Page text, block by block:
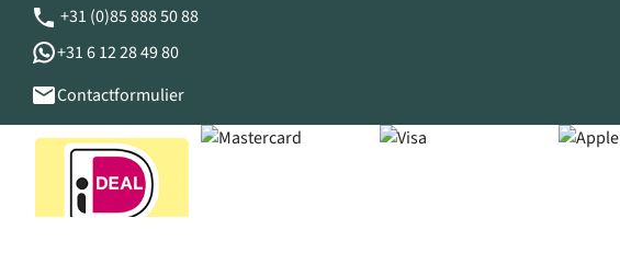
+31 (0)85 888 50 88
+31 6 12 28 49 80
Contactformulier